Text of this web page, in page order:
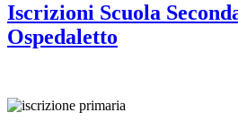
Iscrizioni Scuola
Ospedaletto